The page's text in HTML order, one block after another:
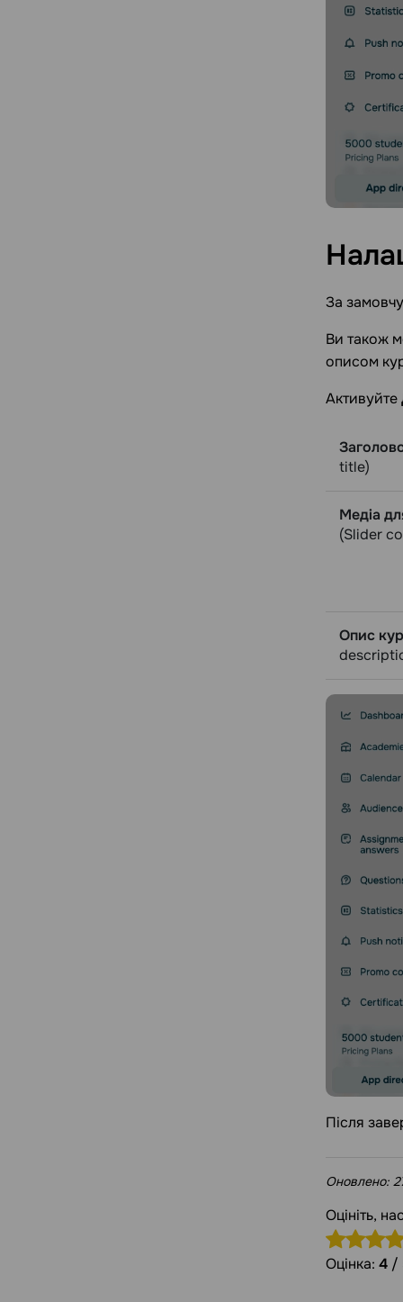
За
Ви також
описом
Активуйте
title)
Медiа
(Slider
Опис
Після
Оновлено:
Оцініть,
Оцінка: 4 /